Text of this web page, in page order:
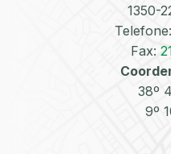
1350-
Telefone:
Fax:
38º
9º